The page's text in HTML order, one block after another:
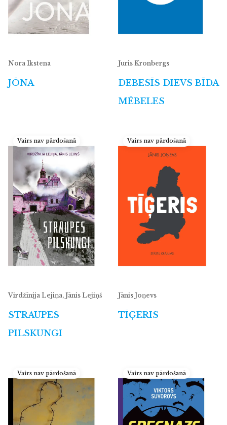
Nora Ikstena
JŌNA
Juris Kronbergs
DEBESĪS DIEVS BĪDA
MĒBELES
Vairs nav pārdošanā
Virdžīnija Lejiņa, Jānis Lejiņš
STRAUPES
PILSKUNGI
Vairs nav pārdošanā
Jānis Joņevs
TĪĢERIS
Vairs nav pārdošanā Vairs nav pārdošanā